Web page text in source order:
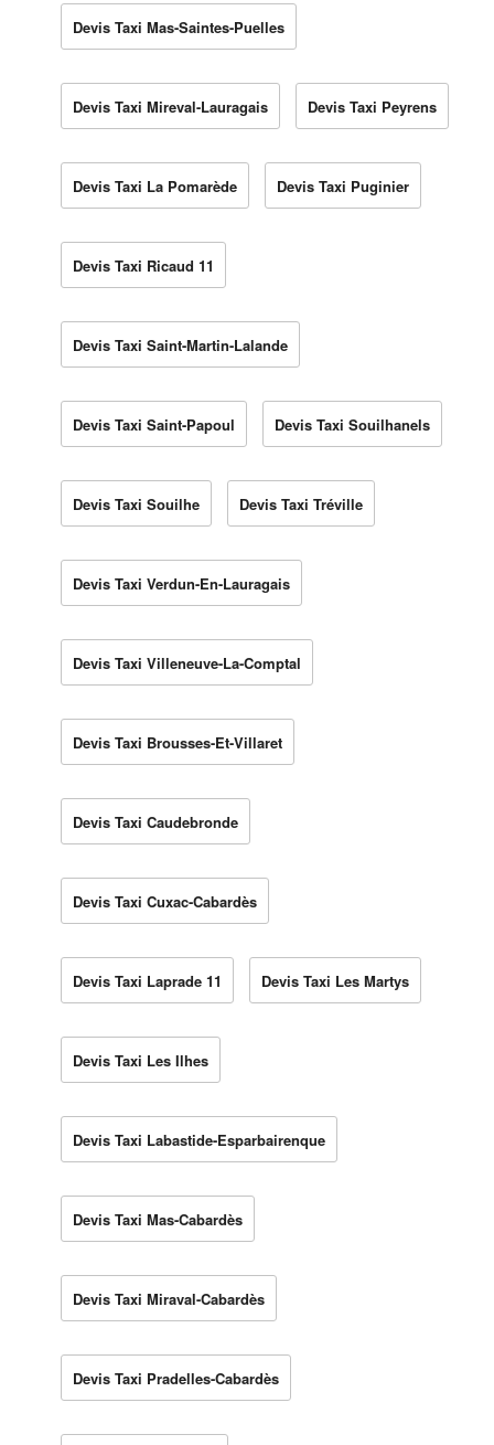
Devis Taxi Mas-Saintes-Puelles
Devis Taxi Mireval-Lauragais Devis Taxi Peyrens
Devis Taxi La Pomarède Devis Taxi Puginier
Devis Taxi Ricaud 11
Devis Taxi Saint-Martin-Lalande
Devis Taxi Saint-Papoul Devis Taxi Souilhanels
Devis Taxi Souilhe Devis Taxi Tréville
Devis Taxi Verdun-En-Lauragais
Devis Taxi Villeneuve-La-Comptal
Devis Taxi Brousses-Et-Villaret
Devis Taxi Caudebronde
Devis Taxi Cuxac-Cabardès
Devis Taxi Laprade 11 Devis Taxi Les Martys
Devis Taxi Les Ilhes
Devis Taxi Labastide-Esparbairenque
Devis Taxi Mas-Cabardès
Devis Taxi Miraval-Cabardès
Devis Taxi Pradelles-Cabardès